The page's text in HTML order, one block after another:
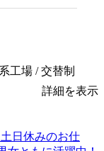
工場 / 交替制
詳細を表示